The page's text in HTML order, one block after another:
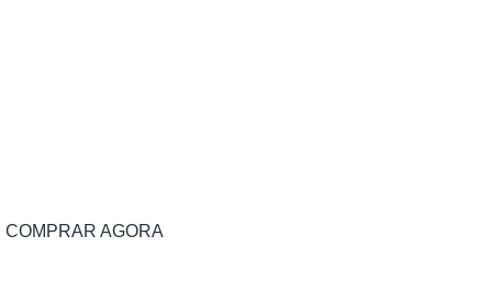
COMPRAR AGORA